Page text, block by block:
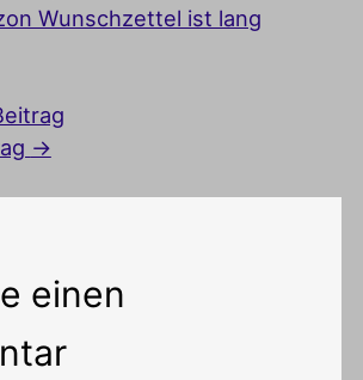
Wunschzettel ist lang
→
einen